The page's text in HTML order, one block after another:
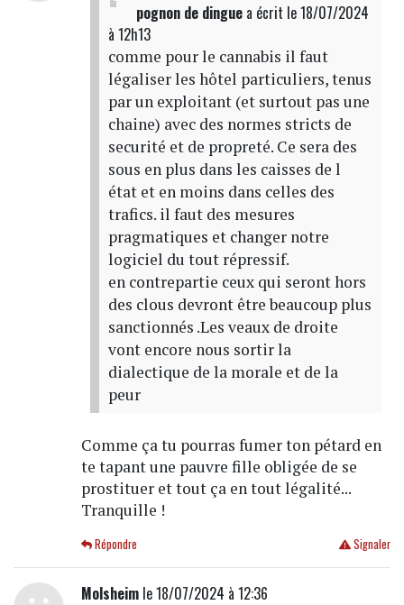
pognon de dinguea écrit le 18/07/2024
à 12h13
comme pour le cannabis il faut
légaliser les hôtel particuliers, tenus
par un exploitant (et surtout pas une
chaine) avec des normes stricts de
securité et de propreté. Ce sera des
sous en plus dans les caisses de l
état et en moins dans celles des
trafics. il faut des mesures
pragmatiques et changer notre
logiciel du tout répressif.
en contrepartie ceux qui seront hors
des clous devront être beaucoup plus
sanctionnés .Les veaux de droite
vont encore nous sortir la
dialectique de la morale et de la
peur
Comme ça tu pourras fumer ton pétard en
te tapant une pauvre fille obligée de se
prostituer et tout ça en tout légalité...
Tranquille !
Signaler
Répondre
Molsheimle 18/07/2024 à 12:36